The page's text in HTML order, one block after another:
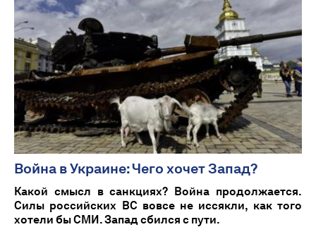
Война в Украине: Чего хочет Запад?
Какой смысл в санкциях? Война продолжается.
Силы российских ВС вовсе не иссякли, как того
хотели бы СМИ. Запад сбился с пути.